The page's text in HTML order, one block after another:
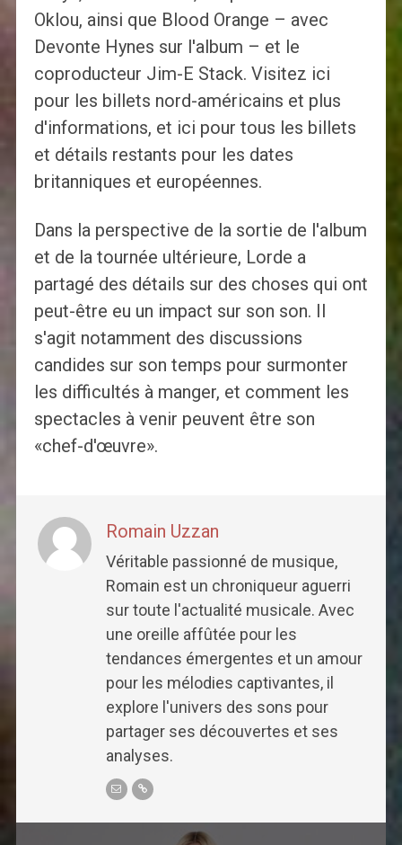
Oklou, ainsi que Blood Orange – avec
Devonte Hynes sur l'album – et le
coproducteur Jim-E Stack. Visitez ici
pour les billets nord-américains et plus
d'informations, et ici pour tous les billets
et détails restants pour les dates
britanniques et européennes.
Dans la perspective de la sortie de l'album
et de la tournée ultérieure, Lorde a
partagé des détails sur des choses qui ont
peut-être eu un impact sur son son. Il
s'agit notamment des discussions
candides sur son temps pour surmonter
les difficultés à manger, et comment les
spectacles à venir peuvent être son
«chef-d'œuvre».
Romain Uzzan
Véritable passionné de musique,
Romain est un chroniqueur aguerri
sur toute l'actualité musicale. Avec
une oreille affûtée pour les
tendances émergentes et un amour
pour les mélodies captivantes, il
explore l'univers des sons pour
partager ses découvertes et ses
analyses.